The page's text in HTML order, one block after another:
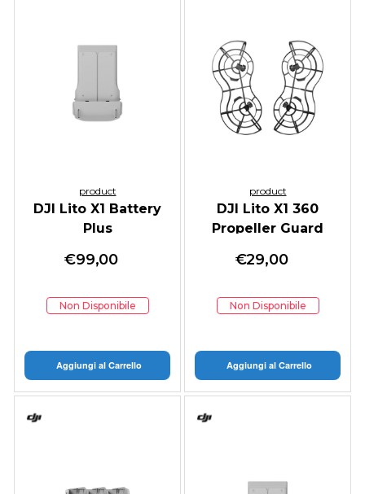
product
DJI Lito X1 Battery
Plus
€99,00
Non Disponibile
Aggiungi al Carrello
product
DJI Lito X1 360
Propeller Guard
€29,00
Non Disponibile
Aggiungi al Carrello